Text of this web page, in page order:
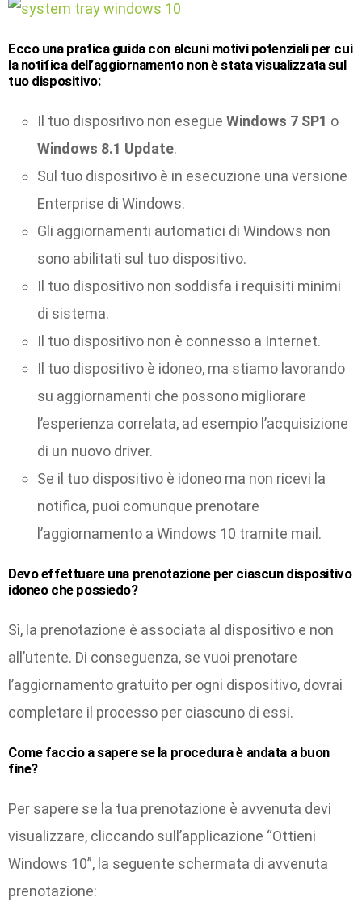
Ecco una pratica guida con alcuni motivi potenziali per cui
la notifica dell’aggiornamento non è stata visualizzata sul
tuo dispositivo:
Il tuo dispositivo non esegue Windows 7 SP1 o
Windows 8.1 Update.
Sul tuo dispositivo è in esecuzione una versione
Enterprise di Windows.
Gli aggiornamenti automatici di Windows non
sono abilitati sul tuo dispositivo.
Il tuo dispositivo non soddisfa i requisiti minimi
di sistema.
Il tuo dispositivo non è connesso a Internet.
Il tuo dispositivo è idoneo, ma stiamo lavorando
su aggiornamenti che possono migliorare
l’esperienza correlata, ad esempio l’acquisizione
di un nuovo driver.
Se il tuo dispositivo è idoneo ma non ricevi la
notifica, puoi comunque prenotare
l’aggiornamento a Windows 10 tramite mail.
Devo effettuare una prenotazione per ciascun dispositivo
idoneo che possiedo?
Sì, la prenotazione è associata al dispositivo e non
all’utente. Di conseguenza, se vuoi prenotare
l’aggiornamento gratuito per ogni dispositivo, dovrai
completare il processo per ciascuno di essi.
Come faccio a sapere se la procedura è andata a buon
fine?
Per sapere se la tua prenotazione è avvenuta devi
visualizzare, cliccando sull’applicazione “Ottieni
Windows 10”, la seguente schermata di avvenuta
prenotazione: